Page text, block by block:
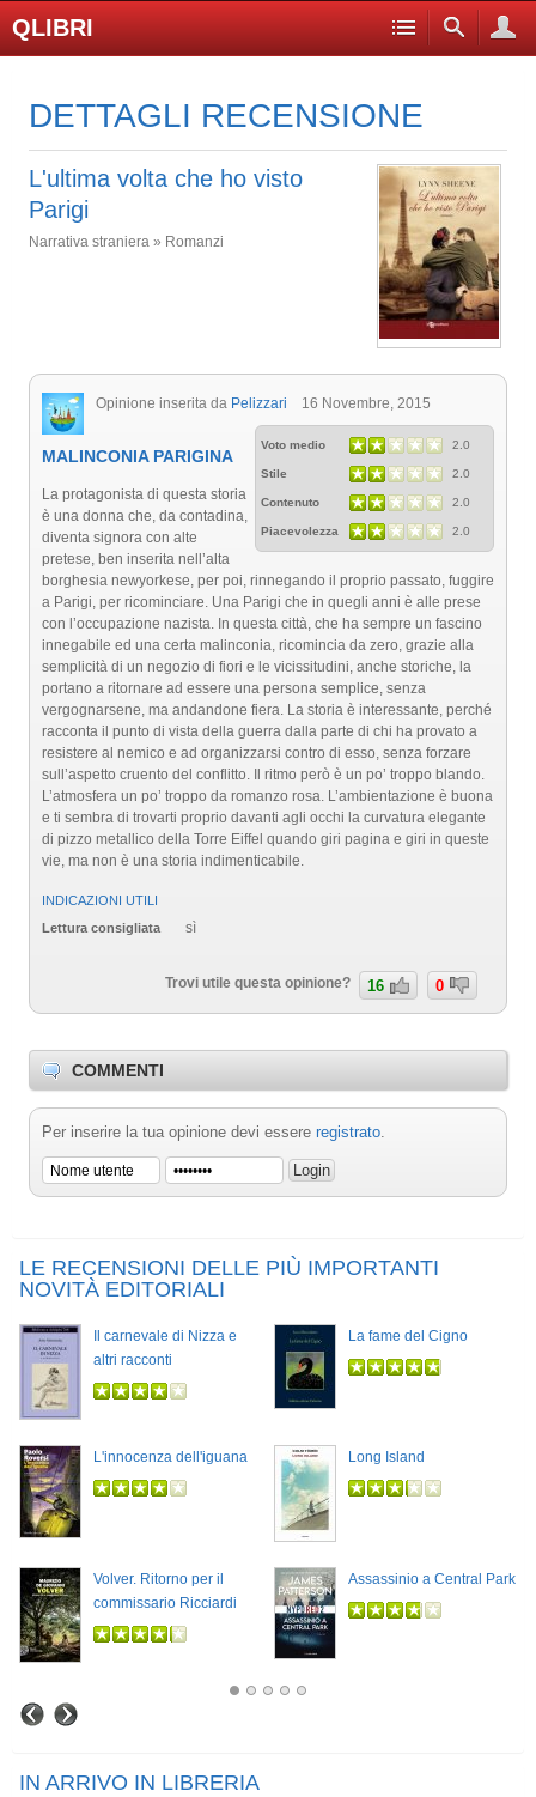
QLIBRI
DETTAGLI RECENSIONE
L'ultima volta che ho visto
Parigi
Narrativa straniera » Romanzi
Opinione inserita da Pelizzari 16 Novembre, 2015
Voto medio 2.0
Stile 2.0
Contenuto 2.0
Piacevolezza 2.0
MALINCONIA PARIGINA
La protagonista di questa storia
è una donna che, da contadina,
diventa signora con alte
pretese, ben inserita nell’alta
borghesia newyorkese, per poi, rinnegando il proprio passato, fuggire
a Parigi, per ricominciare. Una Parigi che in quegli anni è alle prese
con l’occupazione nazista. In questa città, che ha sempre un fascino
innegabile ed una certa malinconia, ricomincia da zero, grazie alla
semplicità di un negozio di fiori e le vicissitudini, anche storiche, la
portano a ritornare ad essere una persona semplice, senza
vergognarsene, ma andandone fiera. La storia è interessante, perché
racconta il punto di vista della guerra dalla parte di chi ha provato a
resistere al nemico e ad organizzarsi contro di esso, senza forzare
sull’aspetto cruento del conflitto. Il ritmo però è un po’ troppo blando.
L’atmosfera un po’ troppo da romanzo rosa. L’ambientazione è buona
e ti sembra di trovarti proprio davanti agli occhi la curvatura elegante
di pizzo metallico della Torre Eiffel quando giri pagina e giri in queste
vie, ma non è una storia indimenticabile.
INDICAZIONI UTILI
Lettura consigliata
sì
Trovi utile questa opinione? 16 0
COMMENTI
Per inserire la tua opinione devi essere registrato.
LE RECENSIONI DELLE PIÙ IMPORTANTI
NOVITÀ EDITORIALI
Il carnevale di Nizza e
altri racconti
La fame del Cigno
L'innocenza dell'iguana Long Island
Volver. Ritorno per il
commissario Ricciardi
Assassinio a Central Park
IN ARRIVO IN LIBRERIA